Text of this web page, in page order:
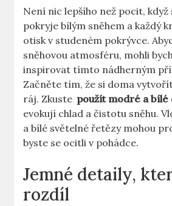
Není nic ‌lepšího než ⁢pocit,
pokryje bílým sněhem a každý‌
otisk v studeném pokrývce.
sněhovou atmosféru, mohli
inspirovat tímto nádherným
Začněte tím, ​že‍ si doma
ráj. Zkuste ​použít modré a ‌bílé⁢
evokují chlad a čistotu sněhu.
⁤a bílé světelné řetězy⁢ mohou
⁢byste‍ se ocitli v pohádce.
Jemné detaily,⁢
rozdíl